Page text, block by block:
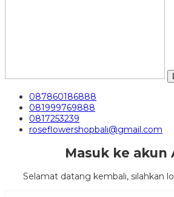
087860186888
081999769888
0817253239
roseflowershopbali@gmail.com
Masuk ke akun
Selamat datang kembali, silahkan